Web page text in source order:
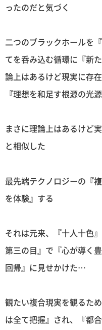
ったのだと気づく
二つのブラックホールを
てを呑み込む循環に『新
論上はあるけど現実に存
『理想を和足す根源の光源
まさに理論上はあるけど
と相似した
最先端テクノロジーの『
を体験』する
それは元来、『十人十色
第三の目』で『心が導く
回帰』に見せかけた…
観たい複合現実を観るた
は全て把握』され、『都